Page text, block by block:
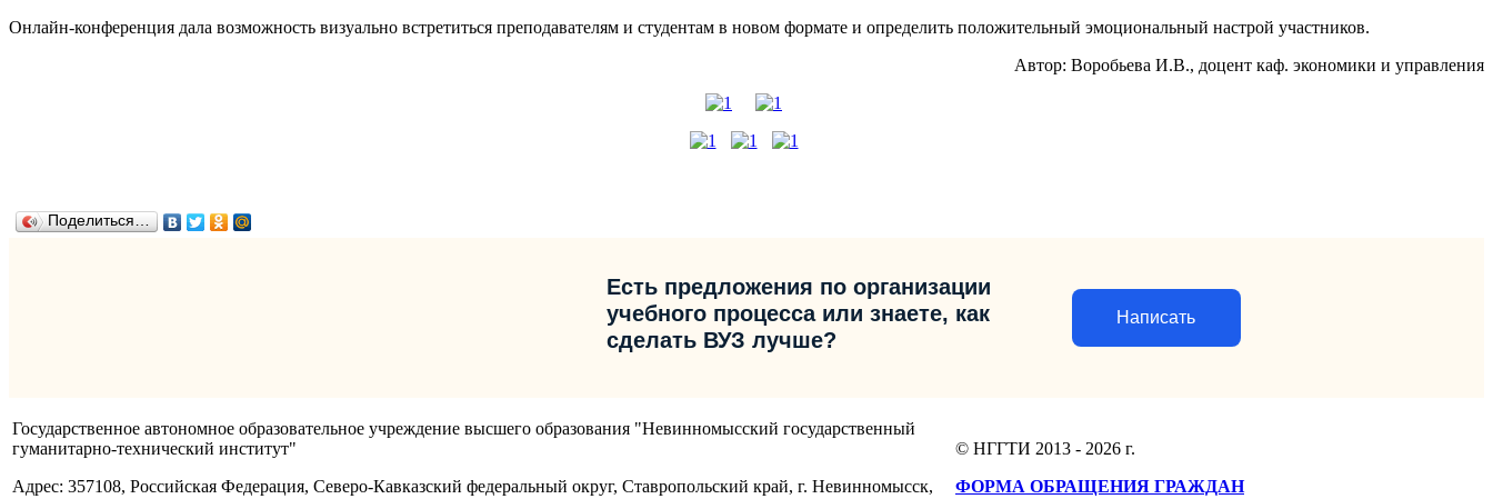
Онлайн-конференция дала возможность визуально встретиться преподавателям и студентам в новом формате и определить положительный эмоциональный настрой участников.
Автор: Воробьева И.В., доцент каф. экономики и управления
Поделиться…
Есть предложения по организации
учебного процесса или знаете, как
сделать ВУЗ лучше?
Написать
Государственное автономное образовательное учреждение высшего образования "Невинномысский государственный
гуманитарно-технический институт"
Адрес: 357108, Российская Федерация, Северо-Кавказский федеральный округ, Ставропольский край, г. Невинномысск,
© НГГТИ 2013 - 2026 г.
ФОРМА ОБРАЩЕНИЯ ГРАЖДАН